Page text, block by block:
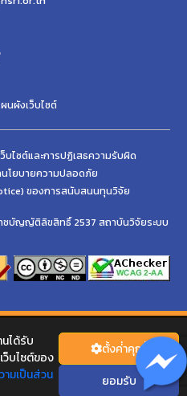
นผังเว็บไซต์
บไซต์และการปฏิเสธความรับผิด
นโยบายความปลอดภัย
ของการสนับสนนทุนวิจัย
บัญญัติลิขสิทธิ์ 2537 สถาบันวิจัยระบบ
นได้รับ
บไซต์ของ
ามเป็นส่วน
ตั้งค่่าคุกกี้
ยอมรับ